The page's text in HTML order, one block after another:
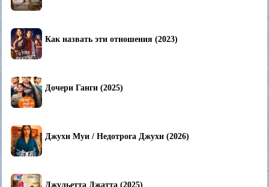
Как назвать эти отношения (2023)
Дочери Ганги (2025)
Джухи Муи / Недотрога Джухи (2026)
Джульетта Джатта (2025)